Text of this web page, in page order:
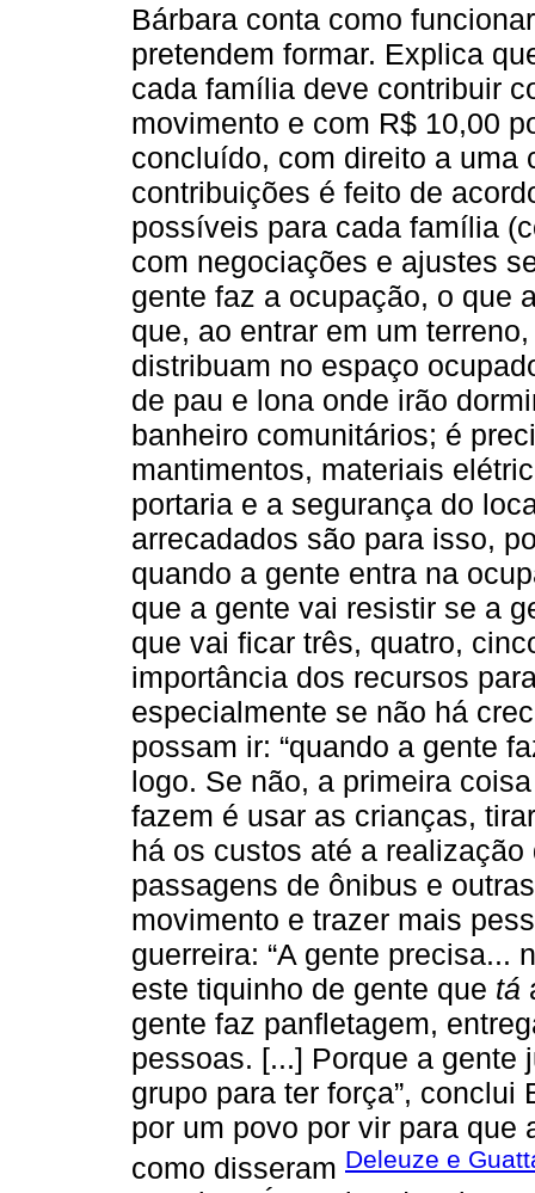
Bárbara conta como
pretendem formar. Explica
cada família deve contribuir
movimento e com R$ 10,00
concluído, com direito a uma
contribuições é feito de
possíveis para cada família
com negociações e ajustes
gente faz a ocupação, o que
que, ao entrar em um
distribuam no espaço
de pau e lona onde irão
banheiro comunitários; é
mantimentos, materiais
portaria e a segurança do
arrecadados são para isso,
quando a gente entra na
que a gente vai resistir se a
que vai ficar três, quatro,
importância dos recursos
especialmente se não há
possam ir: “quando a gente
logo. Se não, a primeira
fazem é usar as crianças,
há os custos até a
passagens de ônibus e
movimento e trazer mais
guerreira: “A gente precisa...
este tiquinho de gente que tá
gente faz panfletagem,
pessoas. [...] Porque a gente
grupo para ter força”,
por um povo por vir para que
como disseram Deleuze e